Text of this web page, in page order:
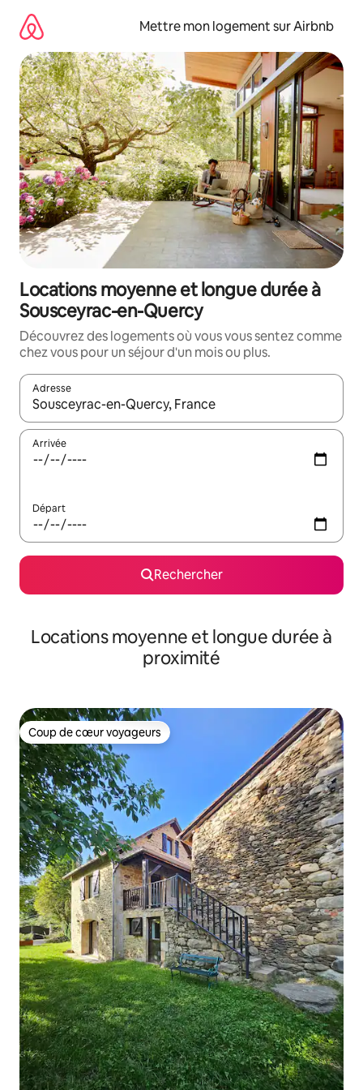
directement
contenu
Mettre mon logement sur Airbnb
Locations moyenne et longue durée à
Sousceyrac-en-Quercy
Découvrez des logements où vous vous sentez comme
chez vous pour un séjour d'un mois ou plus.
Adresse
Lorsque les résultats s'affichent, utilisez les flèches vers le
Arrivée
Départ
Rechercher
Locations moyenne et longue durée à
proximité
Coup de cœur voyageurs
Coup de cœur voyageurs